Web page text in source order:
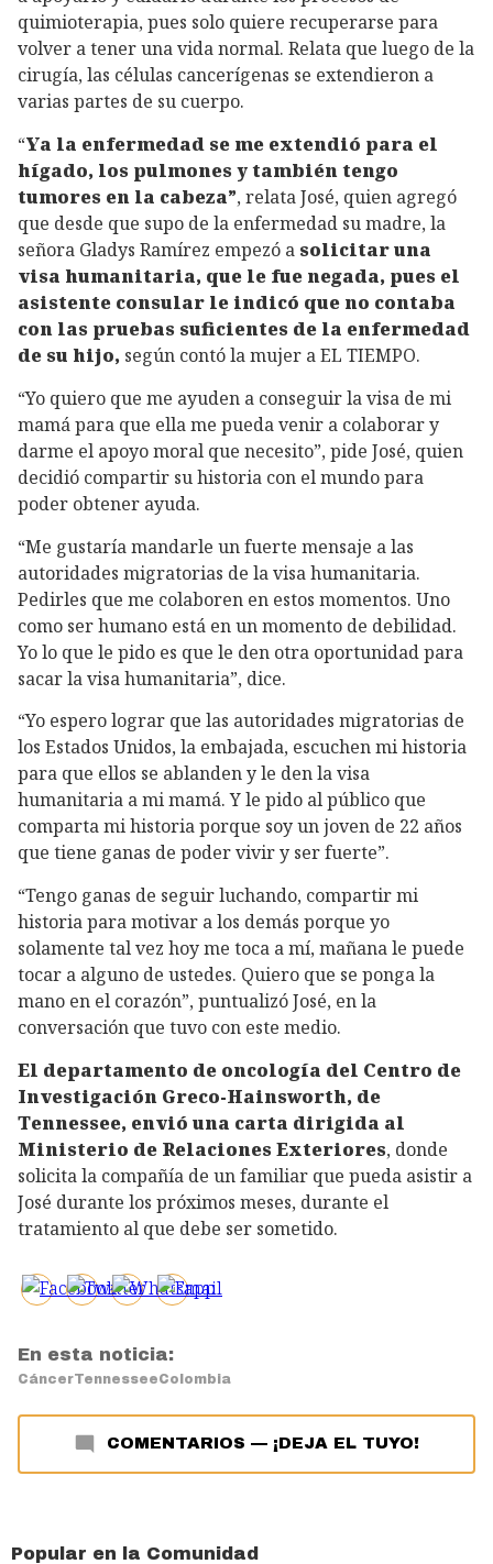
quimioterapia, pues solo quiere recuperarse para
volver a tener una vida normal. Relata que luego de la
cirugía, las células cancerígenas se extendieron a
varias partes de su cuerpo.
“Ya la enfermedad se me extendió para el
hígado, los pulmones y también tengo
tumores en la cabeza”, relata José, quien agregó
que desde que supo de la enfermedad su madre, la
señora Gladys Ramírez empezó a solicitar una
visa humanitaria, que le fue negada, pues el
asistente consular le indicó que no contaba
con las pruebas suficientes de la enfermedad
de su hijo, según contó la mujer a EL TIEMPO.
“Yo quiero que me ayuden a conseguir la visa de mi
mamá para que ella me pueda venir a colaborar y
darme el apoyo moral que necesito”, pide José, quien
decidió compartir su historia con el mundo para
poder obtener ayuda.
“Me gustaría mandarle un fuerte mensaje a las
autoridades migratorias de la visa humanitaria.
Pedirles que me colaboren en estos momentos. Uno
como ser humano está en un momento de debilidad.
Yo lo que le pido es que le den otra oportunidad para
sacar la visa humanitaria”, dice.
“Yo espero lograr que las autoridades migratorias de
los Estados Unidos, la embajada, escuchen mi historia
para que ellos se ablanden y le den la visa
humanitaria a mi mamá. Y le pido al público que
comparta mi historia porque soy un joven de 22 años
que tiene ganas de poder vivir y ser fuerte”.
“Tengo ganas de seguir luchando, compartir mi
historia para motivar a los demás porque yo
solamente tal vez hoy me toca a mí, mañana le puede
tocar a alguno de ustedes. Quiero que se ponga la
mano en el corazón”, puntualizó José, en la
conversación que tuvo con este medio.
El departamento de oncología del Centro de
Investigación Greco-Hainsworth, de
Tennessee, envió una carta dirigida al
Ministerio de Relaciones Exteriores, donde
solicita la compañía de un familiar que pueda asistir a
José durante los próximos meses, durante el
tratamiento al que debe ser sometido.
En esta noticia:
CáncerTennesseeColombia
COMENTARIOS — ¡DEJA EL TUYO!
Popular en la Comunidad